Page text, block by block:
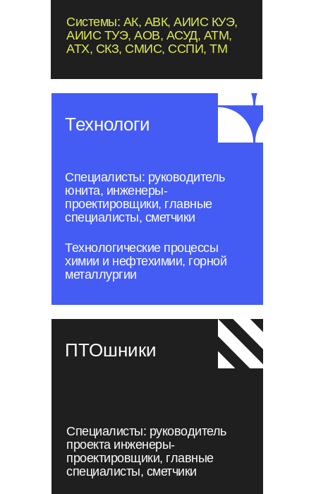
Технологи
Специалисты: руководитель
юнита, инженеры-
проектировщики, главные
специалисты, сметчики
Технологические процессы
химии и нефтехимии, горной
металлургии
Системы: АК, АВК, АИИС КУЭ,
АИИС ТУЭ, АОВ, АСУД, АТМ,
АТХ, СКЗ, СМИС, ССПИ, ТМ
ПТОшники
Специалисты: руководитель
проекта инженеры-
проектировщики, главные
специалисты, сметчики